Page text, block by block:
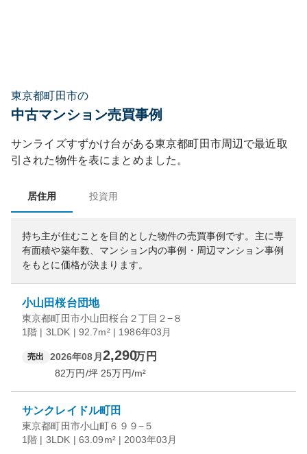
東京都町田市の
中古マンション売買事例
サンライズすずかけ台 がある東京都町田市周辺で最近取
引された物件を表にまとめました。
居住用 投資用
持ち主が住むことを目的とした物件の売買事例です。 主に専
有面積や築年数、マンション内の事例・周辺マンション事例
をもとに価格が決まります。
小山田桜台団地
東京都町田市小山田桜台２丁目２−８
1階 | 3LDK | 92.7m² | 1986年03月
売出 2026年08月 2,290万円
82万円/坪 25万円/m²
サンクレイドル町田
東京都町田市小山町６９９−５
1階 | 3LDK | 63.09m² | 2003年03月